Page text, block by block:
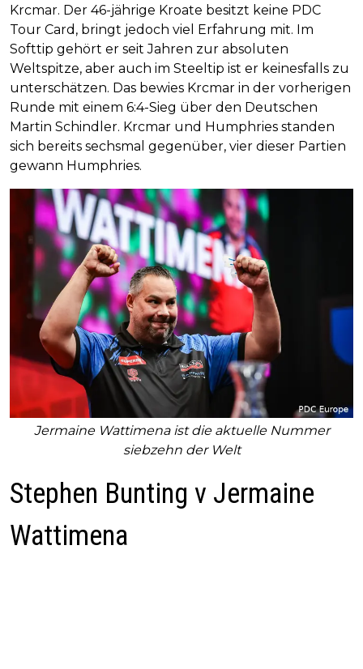
Krcmar. Der 46-jährige Kroate besitzt keine PDC
Tour Card, bringt jedoch viel Erfahrung mit. Im
Softtip gehört er seit Jahren zur absoluten
Weltspitze, aber auch im Steeltip ist er keinesfalls zu
unterschätzen. Das bewies Krcmar in der vorherigen
Runde mit einem 6:4-Sieg über den Deutschen
Martin Schindler. Krcmar und Humphries standen
sich bereits sechsmal gegenüber, vier dieser Partien
gewann Humphries.
Jermaine Wattimena ist die aktuelle Nummer
siebzehn der Welt
Stephen Bunting v Jermaine
Wattimena